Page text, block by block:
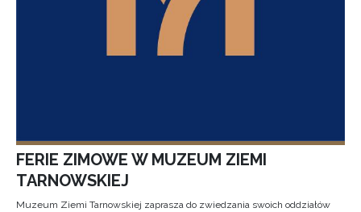
FERIE ZIMOWE W MUZEUM ZIEMI
TARNOWSKIEJ
Muzeum Ziemi Tarnowskiej zaprasza do zwiedzania swoich oddziałów